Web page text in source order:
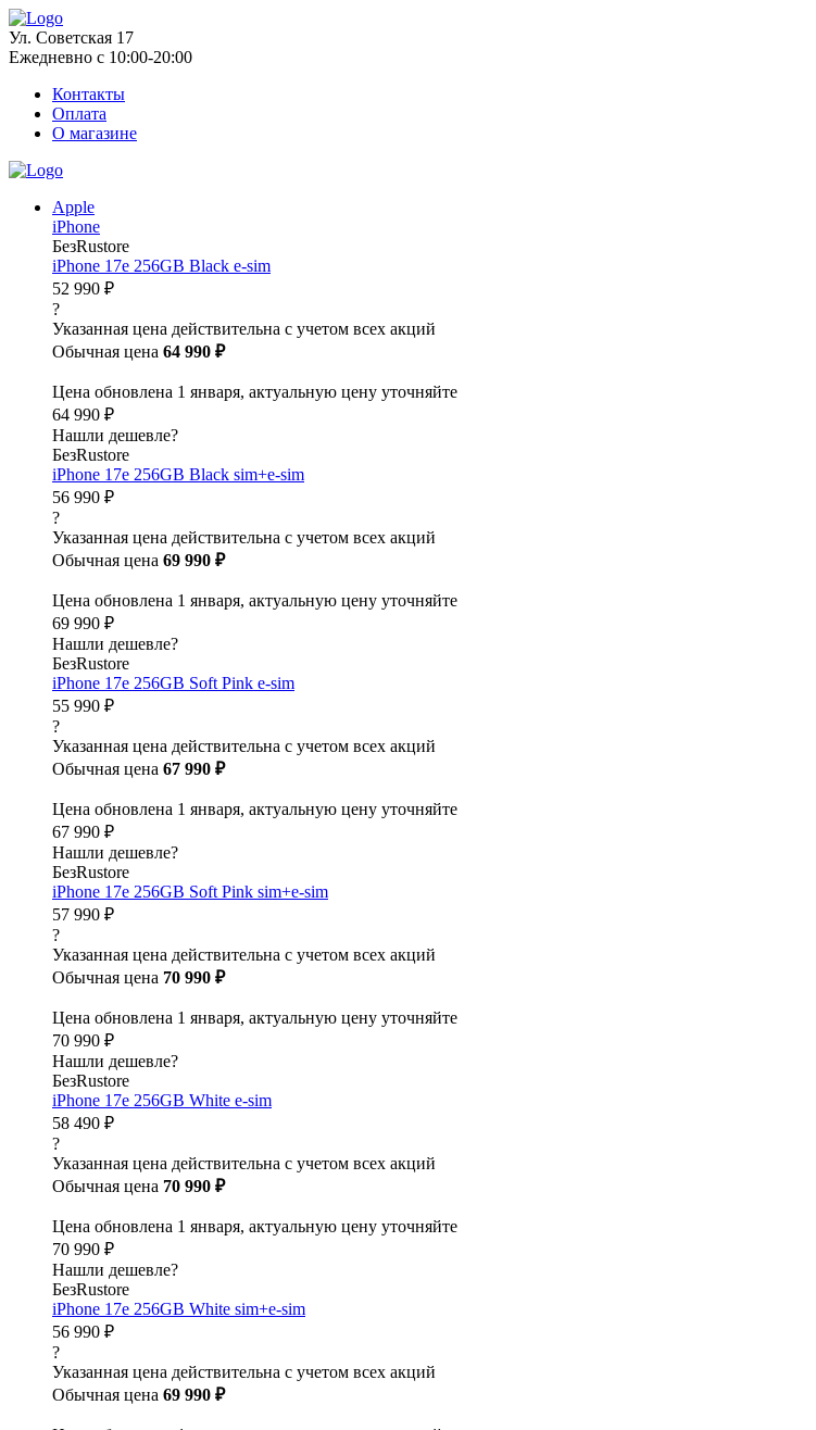
Ул. Советская 17
Ежедневно с 10:00-20:00
Контакты
Оплата
О магазине
Apple
iPhone
БезRustore
iPhone 17e 256GB Black e-sim
52 990 ₽
?
Указанная цена действительна с учетом всех акций
Обычная цена 64 990 ₽
Цена обновлена 1 января, актуальную цену уточняйте
64 990 ₽
Нашли дешевле?
БезRustore
iPhone 17e 256GB Black sim+e-sim
56 990 ₽
?
Указанная цена действительна с учетом всех акций
Обычная цена 69 990 ₽
Цена обновлена 1 января, актуальную цену уточняйте
69 990 ₽
Нашли дешевле?
БезRustore
iPhone 17e 256GB Soft Pink e-sim
55 990 ₽
?
Указанная цена действительна с учетом всех акций
Обычная цена 67 990 ₽
Цена обновлена 1 января, актуальную цену уточняйте
67 990 ₽
Нашли дешевле?
БезRustore
iPhone 17e 256GB Soft Pink sim+e-sim
57 990 ₽
?
Указанная цена действительна с учетом всех акций
Обычная цена 70 990 ₽
Цена обновлена 1 января, актуальную цену уточняйте
70 990 ₽
Нашли дешевле?
БезRustore
iPhone 17e 256GB White e-sim
58 490 ₽
?
Указанная цена действительна с учетом всех акций
Обычная цена 70 990 ₽
Цена обновлена 1 января, актуальную цену уточняйте
70 990 ₽
Нашли дешевле?
БезRustore
iPhone 17e 256GB White sim+e-sim
56 990 ₽
?
Указанная цена действительна с учетом всех акций
Обычная цена 69 990 ₽